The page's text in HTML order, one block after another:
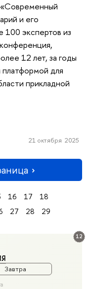
12
Завтра
и его
100 экспертов из
12 лет, за годы
платформой для
прикладной
21 октября 2025
16 17
18
27 28
29